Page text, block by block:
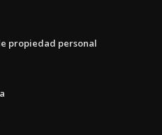
propiedad personal